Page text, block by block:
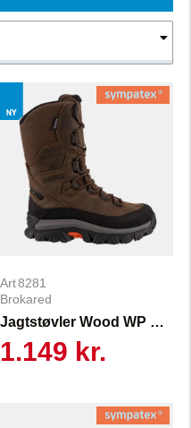
Jagtstøvler Wood WP Wide High
Brokared
8281
1.149 kr.